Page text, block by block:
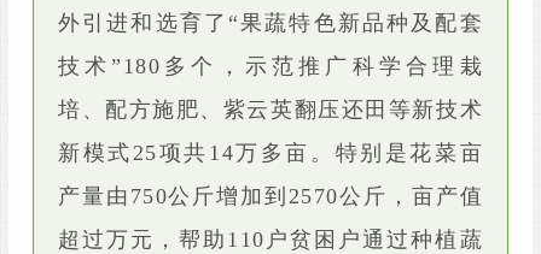
外引进和选育了“果蔬特色新品种及配套
技术”180多个，示范推广科学合理栽
培、配方施肥、紫云英翻压还田等新技术
新模式25项共14万多亩。特别是花菜亩
产量由750公斤增加到2570公斤，亩产值
超过万元，帮助110户贫困户通过种植蔬